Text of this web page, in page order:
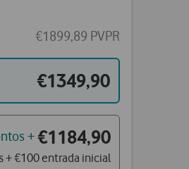
€1899,89 PVPR
€1349,90
+ €1184,90
+ €100 entrada inicial